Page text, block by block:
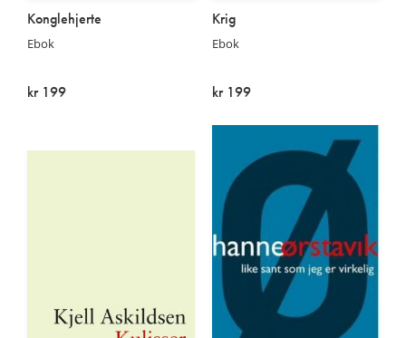
Konglehjerte
Ebok
kr 199
Krig
Ebok
kr 199